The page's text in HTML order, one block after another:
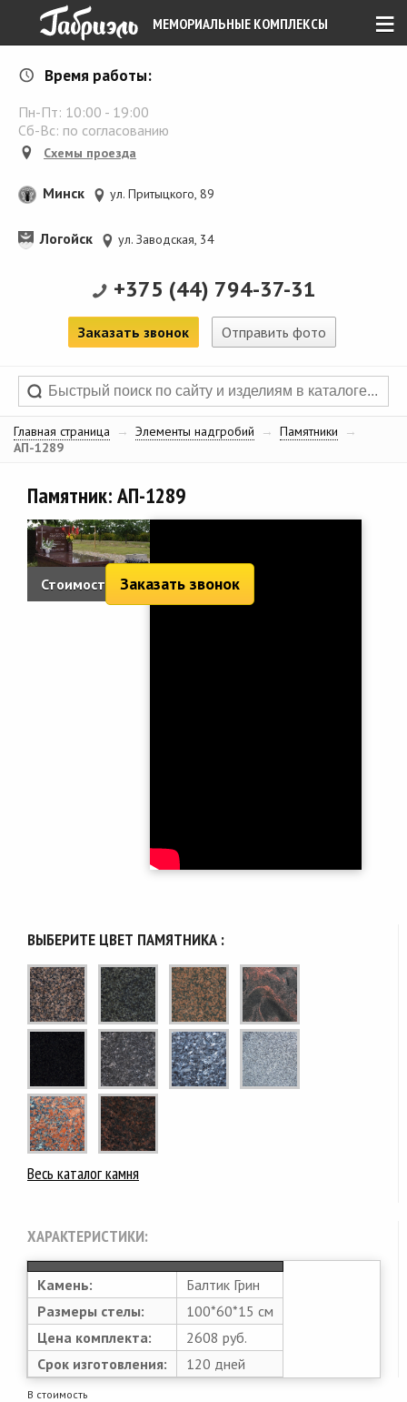
≡
МЕМОРИАЛЬНЫЕ КОМПЛЕКСЫ
Время работы:
Пн-Пт: 10:00 - 19:00
Сб-Вс: по согласованию
Схемы проезда
Минск ул. Притыцкого, 89
Логойск ул. Заводская, 34
+375 (44) 794-37-31
Заказать звонок Отправить фото
Главная страница → Элементы надгробий → Памятники
→
АП-1289
Памятник: АП-1289
Стоимость: Заказать звонок
ВЫБЕРИТЕ ЦВЕТ ПАМЯТНИКА :
Весь каталог камня
ХАРАКТЕРИСТИКИ:
Камень:
Балтик Грин
Размеры стелы:
100*60*15 см
Цена комплекта:
2608 руб.
Срок изготовления:
120 дней
В стоимость